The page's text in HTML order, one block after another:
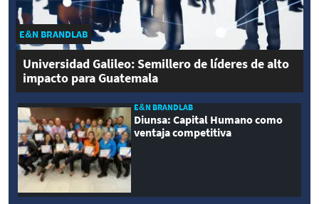
E&N BRANDLAB
Universidad Galileo: Semillero de líderes de alto
impacto para Guatemala
E&N BRANDLAB
Diunsa: Capital Humano como
ventaja competitiva